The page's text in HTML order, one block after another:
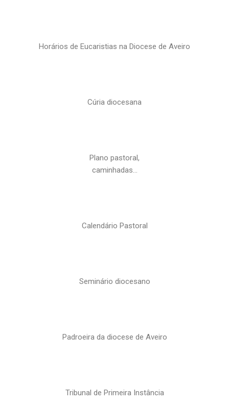
Horários de Eucaristias na Diocese de Aveiro
Cúria diocesana
Plano pastoral,
caminhadas…
Calendário Pastoral
Seminário diocesano
Padroeira da diocese de Aveiro
Tribunal de Primeira Instância